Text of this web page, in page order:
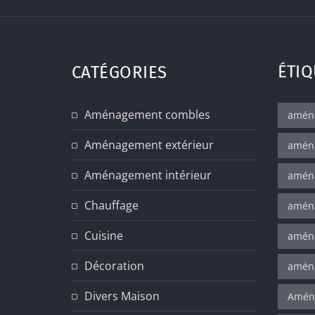
CATÉGORIES
Aménagement combles
Aménagement extérieur
Aménagement intérieur
Chauffage
Cuisine
Décoration
Divers Maison